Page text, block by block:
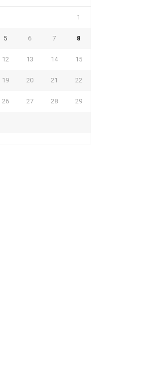
1
5 6 7 8
12 13 14 15
19 20 21 22
26 27 28 29